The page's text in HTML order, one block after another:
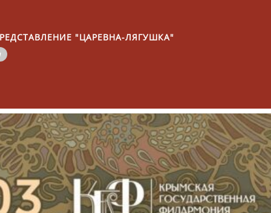
"ЦАРЕВНА-ЛЯГУШКА"